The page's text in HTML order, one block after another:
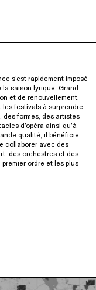
s’est rapidement imposé
la saison lyrique. Grand
et de renouvellement,
festivals à surprendre
des formes, des artistes
d’opéra ainsi qu’à
qualité, il bénéficie
collaborer avec des
des orchestres et des
ordre et les plus